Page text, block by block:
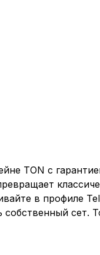
TON с
в профиле
сет.